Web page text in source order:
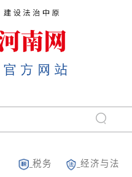
税务 经济与法